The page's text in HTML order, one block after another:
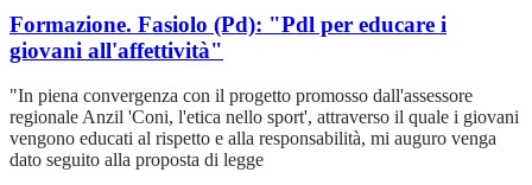
Formazione. Fasiolo (Pd): "Pdl per educare i
giovani all'affettività"
"In piena convergenza con il progetto promosso dall'assessore
regionale Anzil 'Coni, l'etica nello sport', attraverso il quale i giovani
vengono educati al rispetto e alla responsabilità, mi auguro venga
dato seguito alla proposta di legge